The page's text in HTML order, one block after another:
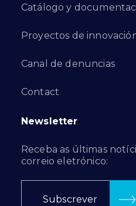
Catálogo y
Proyectos de
Canal de denuncias
Contact
Newsletter
Receba as últimas
correio eletrónico:
Subscrever